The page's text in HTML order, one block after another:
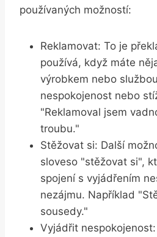
používaných možností:
Reklamovat: To je
používá, když máte
výrobkem nebo
nespokojenost nebo
"Reklamoval jsem
troubu."
Stěžovat si: Další
sloveso "stěžovat si",
spojení s vyjádřením
nezájmu. Například
sousedy."
Vyjádřit